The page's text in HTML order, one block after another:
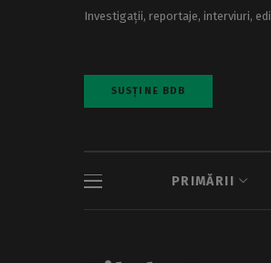
Investigații, reportaje, interviuri,
SUSȚINE BDB
PRIMĂRII